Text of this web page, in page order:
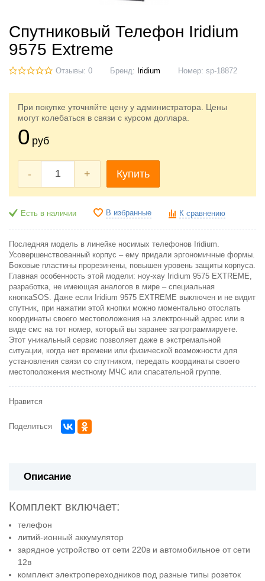
Спутниковый Телефон Iridium
9575 Extreme
Отзывы: 0 Бренд: Iridium Номер: sp-18872
При покупке уточняйте цену у администратора. Цены
могут колебаться в связи с курсом доллара.
0 руб
- + Купить
Есть в наличии В избранные К сравнению
Последняя модель в линейке носимых телефонов Iridium.
Усовершенствованный корпус – ему придали эргономичные формы.
Боковые пластины прорезинены, повышен уровень защиты корпуса.
Главная особенность этой модели: ноу-хау Iridium 9575 EXTREME,
разработка, не имеющая аналогов в мире – специальная
кнопкаSOS. Даже если Iridium 9575 EXTREME выключен и не видит
спутник, при нажатии этой кнопки можно моментально отослать
координаты своего местоположения на электронный адрес или в
виде смс на тот номер, который вы заранее запрограммируете.
Этот уникальный сервис позволяет даже в экстремальной
ситуации, когда нет времени или физической возможности для
установления связи со спутником, передать координаты своего
местоположения местному МЧС или спасательной группе.
Нравится
Поделиться
Описание
Комплект включает:
телефон
литий-ионный аккумулятор
зарядное устройство от сети 220в и автомобильное от сети
12в
комплект электропереходников под разные типы розеток